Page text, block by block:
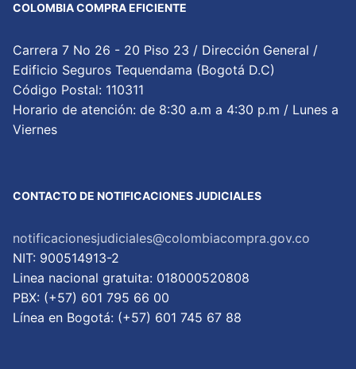
COLOMBIA COMPRA EFICIENTE
Carrera 7 No 26 - 20 Piso 23 / Dirección General /
Edificio Seguros Tequendama (Bogotá D.C)
Código Postal: 110311
Horario de atención: de 8:30 a.m a 4:30 p.m / Lunes a
Viernes
CONTACTO DE NOTIFICACIONES JUDICIALES
notificacionesjudiciales@colombiacompra.gov.co
NIT: 900514913-2
Linea nacional gratuita: 018000520808
PBX: (+57) 601 795 66 00
Lí­nea en Bogotá: (+57) 601 745 67 88